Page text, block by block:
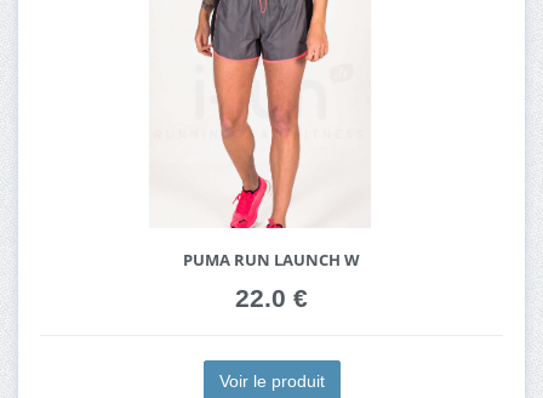
PUMA RUN LAUNCH W
22.0 €
Voir le produit